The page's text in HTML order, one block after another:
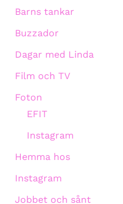
Barns tankar
Buzzador
Dagar med Linda
Film och TV
Foton
EFIT
Instagram
Hemma hos
Instagram
Jobbet och sånt